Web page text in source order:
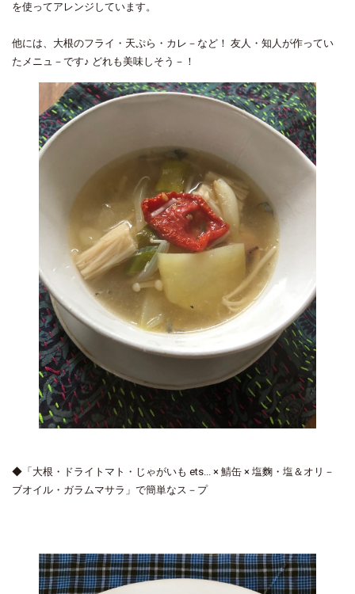
を使ってアレンジしています。
他には、大根のフライ・天ぷら・カレ－など！ 友人・知人が作ってい
たメニュ－です♪ どれも美味しそう－！
◆「大根・ドライトマト・じゃがいも ets... × 鯖缶 × 塩麴・塩＆オリ－
ブオイル・ガラムマサラ」で簡単なス－プ